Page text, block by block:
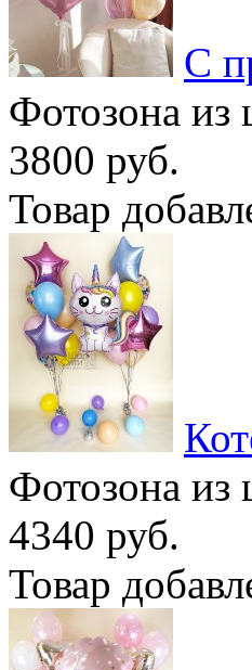
С
Фотозона из
3800 руб.
Товар
Фотозона из
4340 руб.
Товар